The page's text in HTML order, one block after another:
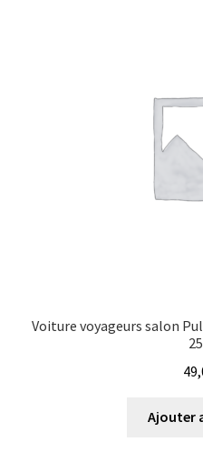
Voiture voyageurs salon
Ajouter